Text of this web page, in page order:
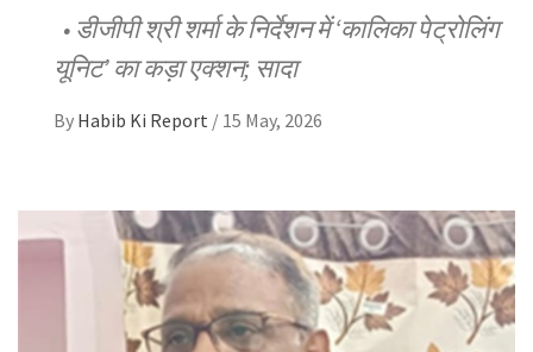
• ​डीजीपी श्री शर्मा के निर्देशन में ‘कालिका पेट्रोलिंग
यूनिट’ का कड़ा एक्शन; सादा
By Habib Ki Report / 15 May, 2026